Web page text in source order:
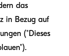
das
in Bezug auf
("Dieses
").